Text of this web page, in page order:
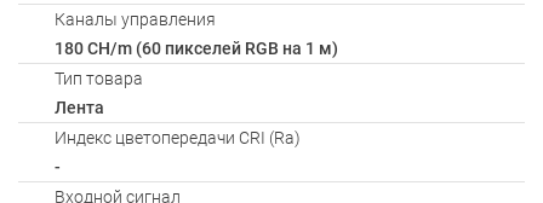
Каналы управления
180 CH/m (60 пикселей RGB на 1 м)
Тип товара
Лента
Индекс цветопередачи CRI (Ra)
-
Входной сигнал